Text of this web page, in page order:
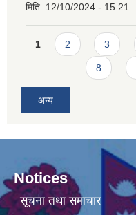
मिति: 12/10/2024 - 15:21
Pages
1 2 3
8
अन्य
Notices
सूचना तथा समाचार